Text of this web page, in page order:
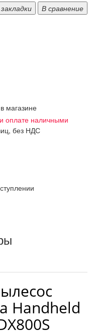
В сравнение
магазине
оплате наличными
без НДС
Handheld